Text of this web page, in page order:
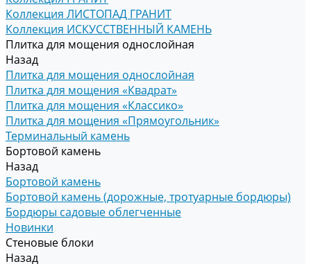
Коллекция ЛИСТОПАД ГРАНИТ
Коллекция ИСКУССТВЕННЫЙ КАМЕНЬ
Плитка для мощения однослойная
Назад
Плитка для мощения однослойная
Плитка для мощения «Квадрат»
Плитка для мощения «Классико»
Плитка для мощения «Прямоугольник»
Терминальный камень
Бортовой камень
Назад
Бортовой камень
Бортовой камень (дорожные, тротуарные бордюры)
Бордюры садовые облегченные
Новинки
Стеновые блоки
Назад